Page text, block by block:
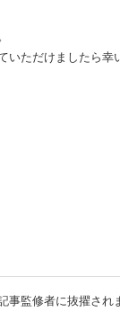
いただけましたら幸
事監修者に抜擢され